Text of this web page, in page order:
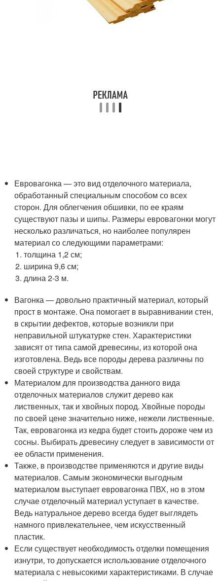
Евровагонка — это вид отделочного материала,
обработанный специальным способом со всех
сторон. Для облегчения обшивки, по ее краям
существуют пазы и шипы. Размеры евровагонки могут
несколько различаться, но наиболее популярен
материал со следующими параметрами:
толщина 1,2 см;
ширина 9,6 см;
длина 2-3 м.
Вагонка — довольно практичный материал, который
прост в монтаже. Она помогает в выравнивании стен,
в скрытии дефектов, которые возникли при
неправильной штукатурке стен. Характеристики
зависят от типа самой древесины, из которой она
изготовлена. Ведь все породы дерева различны по
своей структуре и свойствам.
Материалом для производства данного вида
отделочных материалов служит дерево как
лиственных, так и хвойных пород. Хвойные породы
по своей цене значительно ниже, нежели лиственные.
Так, евровагонка из кедра будет стоить дороже чем из
сосны. Выбирать древесину следует в зависимости от
ее области применения.
Также, в производстве применяются и другие виды
материалов. Самым экономически выгодным
материалом выступает евровагонка ПВХ, но в этом
случае отделочный материал уступает в качестве.
Ведь натуральное дерево всегда будет выглядеть
намного привлекательнее, чем искусственный
пластик.
Если существует необходимость отделки помещения
изнутри, то допускается использование отделочного
материала с невысокими характеристиками. В случае